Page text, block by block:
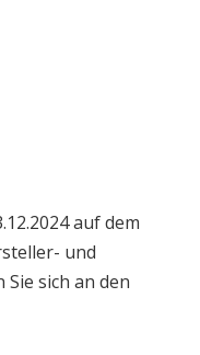
auf dem
und
sich an den